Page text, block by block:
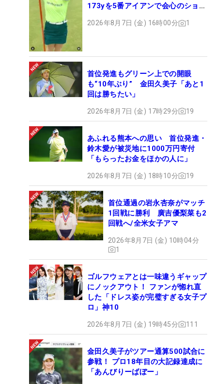
173yを5番アイアンで会心のショッ
2026年8月7日 (金) 16時00分 1
首位発進もグリーン上での開眼
も“10年ぶり” 金田久美子「あと1
回は勝ちたい」
2026年8月7日 (金) 17時29分 19
あふれる熊本への思い 首位発進・
鈴木愛が被災地に1000万円寄付
「もらったお金をほかの人に」
2026年8月7日 (金) 18時10分 19
首位通過の岩永杏奈がマッチ
1回戦に勝利 廣吉優梨菜も2
回戦へ/全米女子アマ
2026年8月7日 (金) 10時04分
1
ゴルフウェアとは一味違うギャップ
にノックアウト！ ファンが惚れ直
した「ドレス姿が完璧すぎる女子プ
ロ」神10
2026年8月7日 (金) 19時45分 111
金田久美子がツアー通算500試合に
参戦！ プロ18年目の大記録達成に
「あんびりーばぼー」